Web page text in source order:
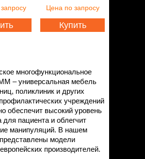
Цена по запросу
Купить
многофункциональное
– универсальная мебель
поликлиник и других
учреждений
обеспечит высокий уровень
для пациента и облегчит
манипуляций. В нашем
представлены модели
производителей.